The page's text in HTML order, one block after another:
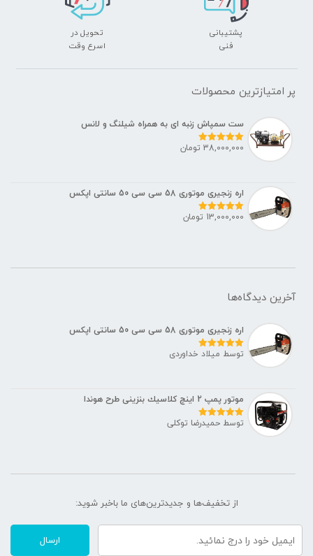
امتیازدهی ویرایشگر:
پشتیبانی
فنی
تحویل در
اسرع وقت
پر امتیازترین محصولات
ست سمپاش زنبه ای به همراه شیلنگ و لانس
نمره5.00
38,000,000 تومان
اره زنجیری موتوری 58 سی سی 50 سانتی اپکس
نمره5.0013,000,000 تومان
آخرین دیدگاه‌ها
اره زنجیری موتوری 58 سی سی 50 سانتی اپکس
نمره از 5
توسط میلاد خداوردی
موتور پمپ 2 اينچ كلاسيك بنزينی طرح هوندا
نمره 5از 5
توسط حمیدرضا توکلی
از تخفیف‌ها و جدیدترین‌های ما‌ باخبر شوید:
ارسال